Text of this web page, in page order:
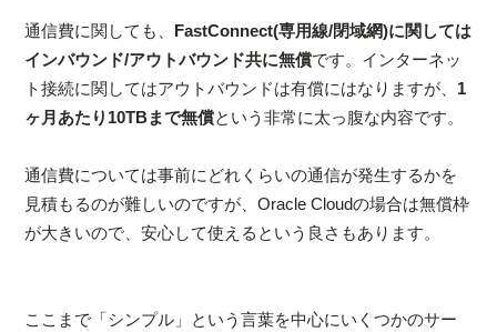
通信費に関しても、 FastConnect(専用線/閉域網)に関しては
インバウンド/アウトバウンド共に無償です。インターネッ
ト接続に関してはアウトバウンドは有償にはなりますが、 1
ヶ月あたり10TBまで無償という非常に太っ腹な内容です。
通信費については事前にどれくらいの通信が発生するかを
見積もるのが難しいのですが、Oracle Cloudの場合は無償枠
が大きいので、安心して使えるという良さもあります。
ここまで「シンプル」という言葉を中心にいくつかのサー